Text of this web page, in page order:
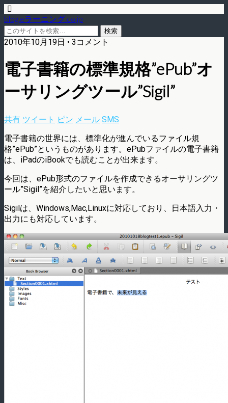
blog.eラーニング.co.jp
2010年10月19日 • 3コメント
電子書籍の標準規格”ePub”オ
ーサリングツール”Sigil”
共有 ツイート ピン メール SMS
電子書籍の世界には、標準化が進んでいるファイル規
格”ePub”というものがあります。ePubファイルの電子書籍
は、iPadのiBookでも読むことが出来ます。
今回は、ePub形式のファイルを作成できるオーサリングツ
ール”Sigil”を紹介したいと思います。
Sigilは、Windows,Mac,Linuxに対応しており、日本語入力・
出力にも対応しています。